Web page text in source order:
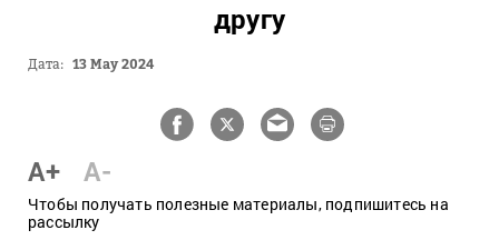
другу
Дата: 13 May 2024
A+ A-
Чтобы получать полезные материалы, подпишитесь на
рассылку